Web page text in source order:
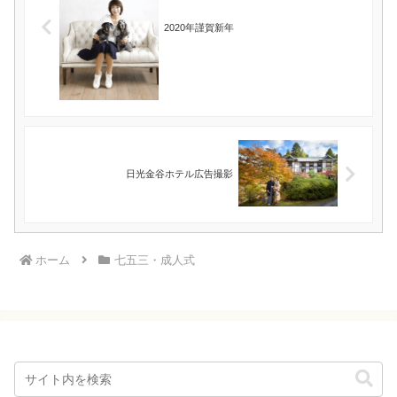
2020年謹賀新年
日光金谷ホテル広告撮影
ホーム 七五三・成人式